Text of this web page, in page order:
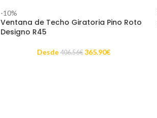
-10%
Ventana de Techo Giratoria Pino Roto
Designo R45
Desde 406.56€ 365.90€